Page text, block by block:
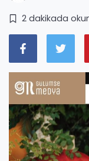
2 dakikada